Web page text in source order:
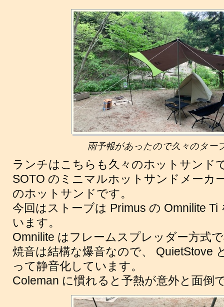
雨予報があったので久々のター
ランチはこちらも久々のホットサンド
SOTO のミニマルホットサンドメーカ
のホットサンドです。
今回はストーブは Primus の Omnilite
います。
Omnilite はフレームスプレッダー方式
焼音は結構な爆音なので、 QuietStove
って静音化しています。
Coleman に慣れると予熱が意外と面倒